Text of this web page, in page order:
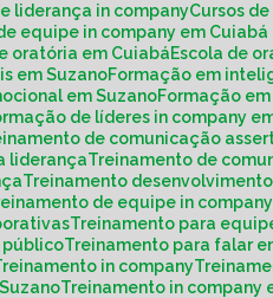
liderança in company
Cursos
equipe in company em Cuiabá
oratória em Cuiabá Escola de
em Suzano Formação em
em Suzano Formação
de líderes in company
de comunicação
liderança
Treinamento de
Treinamento
de equipe in company
Treinamento para
público
Treinamento para falar
Treinamento in company
Treinamento in company